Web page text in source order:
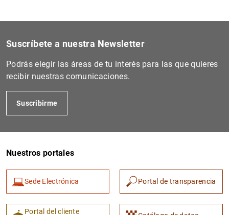
Suscríbete a nuestra Newsletter
Podrás elegir las áreas de tu interés para las que quieres
recibir nuestras comunicaciones.
Suscribirme
Nuestros portales
Sede Electrónica Portal de transparencia
Portal del cliente